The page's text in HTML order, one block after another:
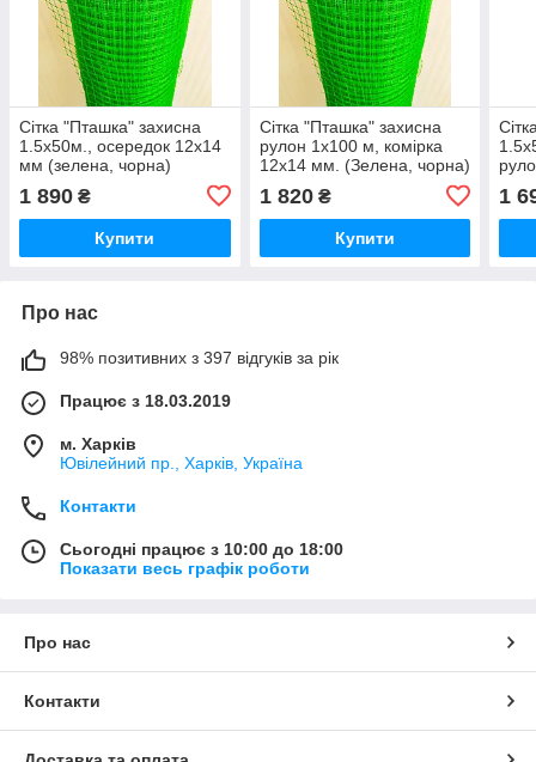
Сітка "Пташка" захисна
1.5х50м., осередок 12х14
мм (зелена, чорна)
1 890 ₴
Купити
Сітка "Пташка" захисна
рулон 1х100 м, комірка
12х14 мм. (Зелена, чорна)
1 820₴
Купити
1
Про нас
98% позитивних з 397 відгуків за рік
Працює з 18.03.2019
м. Харків
Ювілейний пр., Харків, Україна
Контакти
Сьогодні працює з 10:00 до 18:00
Показати весь графік роботи
Про нас
Контакти